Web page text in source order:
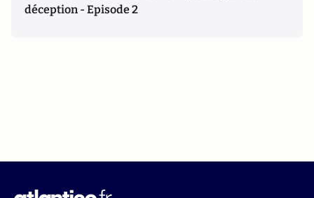
déception - Episode 2